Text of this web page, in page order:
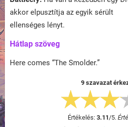
akkor elpusztítja az egyik sérült
ellenséges lényt.
Hátlap szöveg
Here comes “The Smolder.”
9 szavazat
Értékelés: 3.11/5.